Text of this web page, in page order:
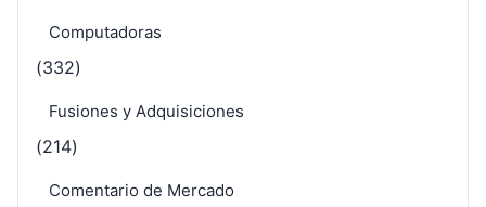
Computadoras
(332)
Fusiones y Adquisiciones
(214)
Comentario de Mercado